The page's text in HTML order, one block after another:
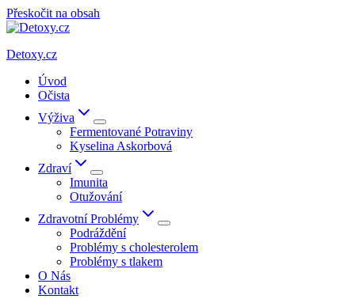
Přeskočit na obsah
Detoxy.cz
Úvod
Očista
Výživa
Fermentované Potraviny
Kyselina Askorbová
Zdraví
Imunita
Otužování
Zdravotní Problémy
Podráždění
Problémy s cholesterolem
Problémy s tlakem
O Nás
Kontakt